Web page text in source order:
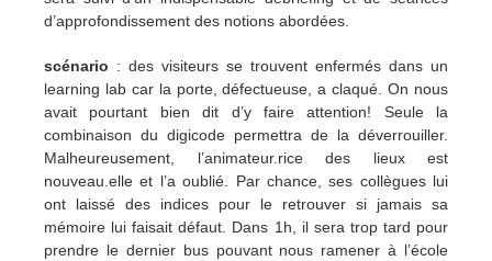
d’approfondissement des notions abordées.
scénario : des visiteurs se trouvent enfermés dans un
learning lab car la porte, défectueuse, a claqué. On nous
avait pourtant bien dit d’y faire attention! Seule la
combinaison du digicode permettra de la déverrouiller.
Malheureusement, l’animateur.rice des lieux est
nouveau.elle et l’a oublié. Par chance, ses collègues lui
ont laissé des indices pour le retrouver si jamais sa
mémoire lui faisait défaut. Dans 1h, il sera trop tard pour
prendre le dernier bus pouvant nous ramener à l’école